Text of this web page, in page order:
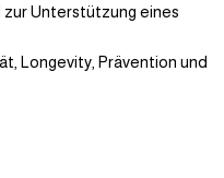
zur Unterstützung eines
Longevity, Prävention und